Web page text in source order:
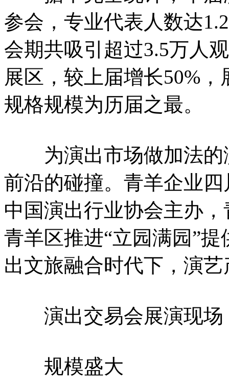
参会，专业代表人数达
会期共吸引超过3.5万人
展区，较上届增长50%
规格规模为历届之最。
为演出市场做加法的
前沿的碰撞。青羊企业
中国演出行业协会主办
青羊区推进“立园满园”
出文旅融合时代下，演
演出交易会展演现场
规模盛大